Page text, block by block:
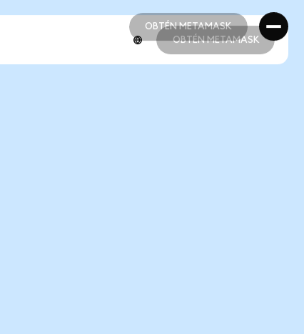
OBTÉN METAMASK
OBTÉN METAMASK
OBTÉN METAMASK